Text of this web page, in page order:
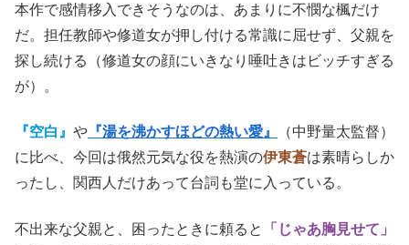
本作で感情移入できそうなのは、あまりに不憫な楓だけ
だ。担任教師や修道女が押し付ける常識に屈せず、父親を
探し続ける（修道女の顔にいきなり唾吐きはビッチすぎる
が）。
『空白』 や 『湯を沸かすほどの熱い愛』
（中野量太監督）
に比べ、今回は俄然元気な役を熱演の伊東蒼は素晴らしか
ったし、関西人だけあって台詞も堂に入っている。
不出来な父親と、困ったときに頼ると
「じゃあ胸見せて」